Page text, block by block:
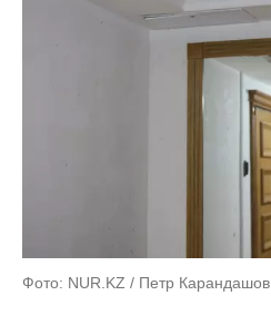
Фото: NUR.KZ / Петр Карандашов